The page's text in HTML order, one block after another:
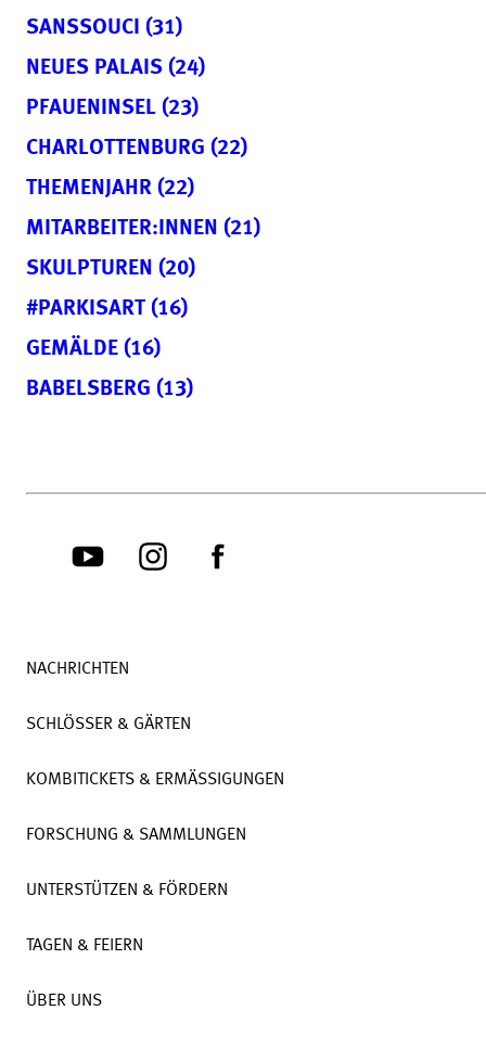
SANSSOUCI (31)
NEUES PALAIS (24)
PFAUENINSEL (23)
CHARLOTTENBURG (22)
THEMENJAHR (22)
MITARBEITER:INNEN (21)
SKULPTUREN (20)
#PARKISART (16)
GEMÄLDE (16)
BABELSBERG (13)
NACHRICHTEN
SCHLÖSSER & GÄRTEN
KOMBITICKETS & ERMÄSSIGUNGEN
FORSCHUNG & SAMMLUNGEN
UNTERSTÜTZEN & FÖRDERN
TAGEN & FEIERN
ÜBER UNS